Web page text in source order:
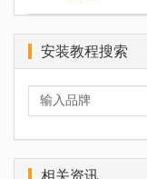
安装教程搜索
相关资讯